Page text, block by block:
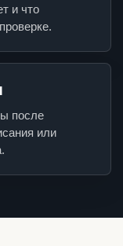
и что
после
или